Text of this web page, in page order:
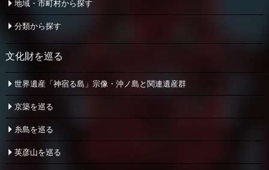
地域・市町村から探す
分類から探す
文化財を巡る
世界遺産「神宿る島」宗像・ 沖ノ島と関連遺産群
京築を巡る
糸島を巡る
英彦山を巡る